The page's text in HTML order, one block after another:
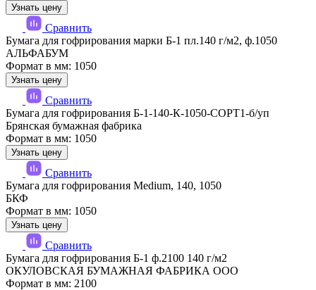
Узнать цену
Сравнить
Бумага для гофрирования марки Б-1 пл.140 г/м2, ф.1050
АЛЬФАБУМ
Формат в мм: 1050
Узнать цену
Сравнить
Бумага для гофрирования Б-1-140-К-1050-СОРТ1-б/уп
Брянская бумажная фабрика
Формат в мм: 1050
Узнать цену
Сравнить
Бумага для гофрирования Medium, 140, 1050
БКФ
Формат в мм: 1050
Узнать цену
Сравнить
Бумага для гофрирования Б-1 ф.2100 140 г/м2
ОКУЛОВСКАЯ БУМАЖНАЯ ФАБРИКА ООО
Формат в мм: 2100